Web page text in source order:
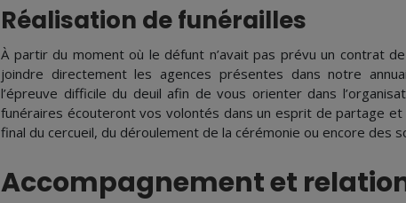
Réalisation de funérailles
À partir du moment où le défunt n’avait pas prévu un contrat
joindre directement les agences présentes dans notre
l’épreuve difficile du deuil afin de vous orienter dans
funéraires écouteront vos volontés dans un esprit de partage
final du cercueil, du déroulement de la cérémonie ou encore des
Accompagnement et